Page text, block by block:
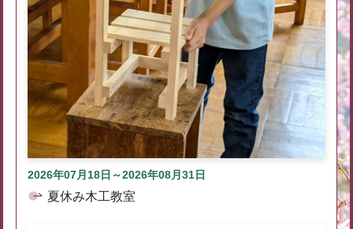
2026年07月18日～2026年08月31日
夏休み木工教室